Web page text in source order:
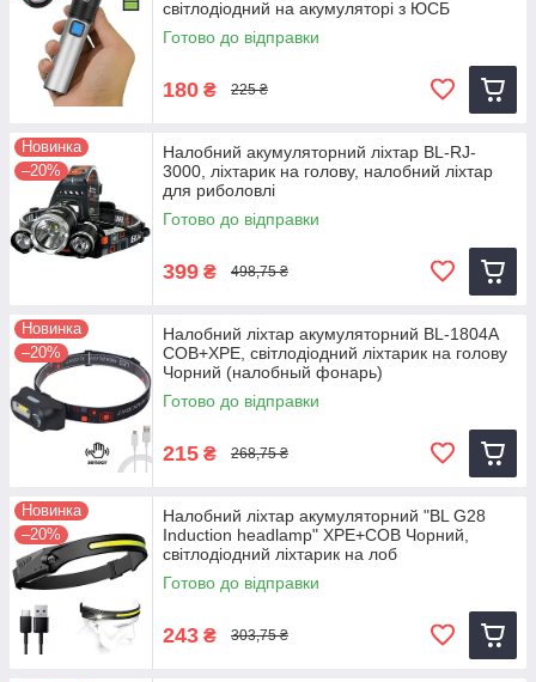
світлодіодний на акумуляторі з ЮСБ
Готово до відправки
180 ₴ 225 ₴
Новинка
–20%
Налобний акумуляторний ліхтар BL-RJ-
3000, ліхтарик на голову, налобний ліхтар
для риболовлі
Готово до відправки
399 ₴ 498,75 ₴
Новинка
–20%
Налобний ліхтар акумуляторний BL-1804A
COB+XPE, світлодіодний ліхтарик на голову
Чорний (налобный фонарь)
Готово до відправки
215 ₴ 268,75 ₴
Новинка
–20%
Налобний ліхтар акумуляторний "BL G28
Induction headlamp" XPE+COB Чорний,
світлодіодний ліхтарик на лоб
Готово до відправки
243 ₴ 303,75 ₴